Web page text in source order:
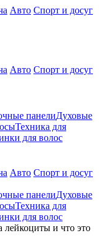
Авто Спорт и досуг
Авто Спорт и досуг
панелиДуховые
Техника для
для волос
Авто Спорт и досуг
панелиДуховые
Техника для
для волос